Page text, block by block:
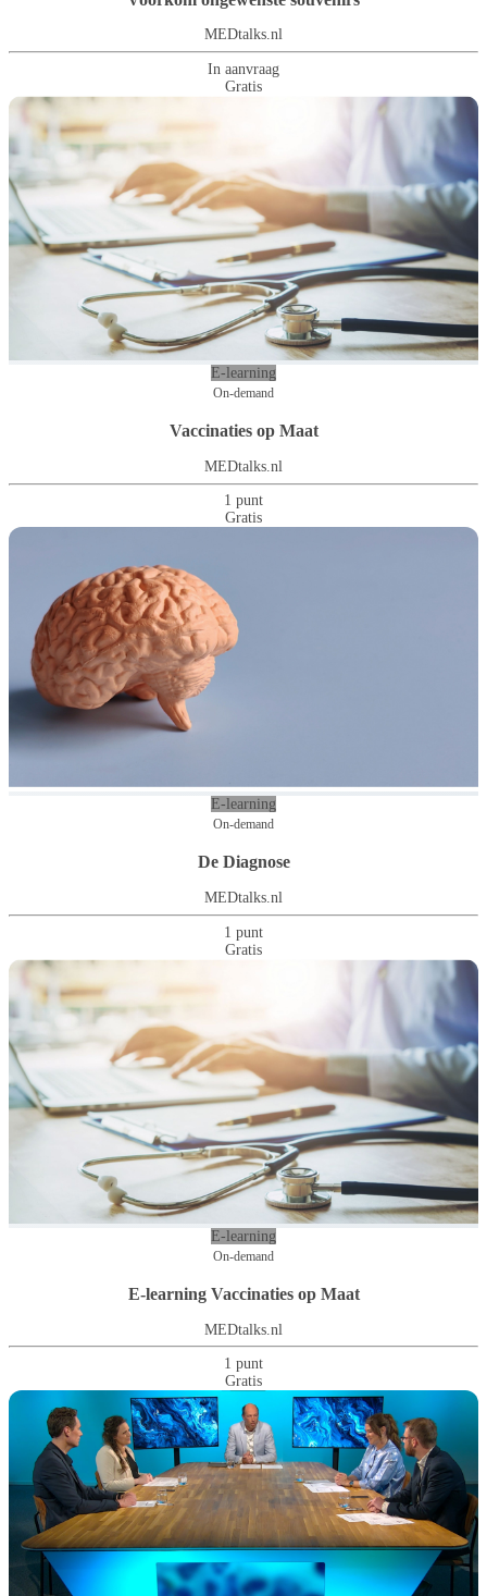
MEDtalks.nl
In aanvraag
Gratis
E-learning
On-demand
Vaccinaties op Maat
MEDtalks.nl
1 punt
Gratis
E-learning
On-demand
De Diagnose
MEDtalks.nl
1 punt
Gratis
E-learning
On-demand
E-learning Vaccinaties op Maat
MEDtalks.nl
1 punt
Gratis